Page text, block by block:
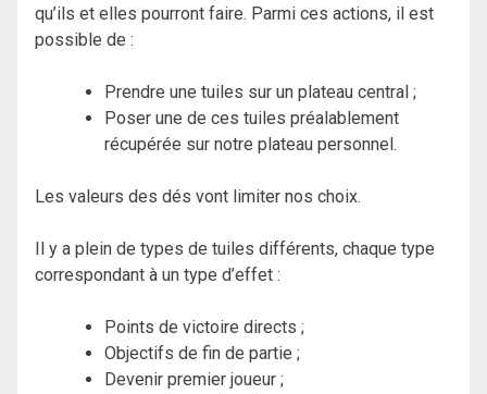
qu’ils et elles pourront faire. Parmi ces actions, il est
possible de :
Prendre une tuiles sur un plateau central ;
Poser une de ces tuiles préalablement
récupérée sur notre plateau personnel.
Les valeurs des dés vont limiter nos choix.
Il y a plein de types de tuiles différents, chaque type
correspondant à un type d’effet :
Points de victoire directs ;
Objectifs de fin de partie ;
Devenir premier joueur ;